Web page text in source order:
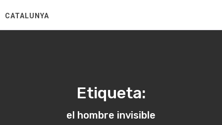
CATALUNYA
Etiqueta:
el hombre invisible